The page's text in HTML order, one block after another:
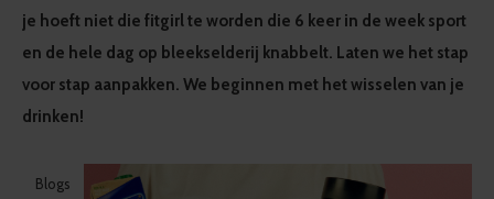
je hoeft niet die fitgirl te worden die 6 keer in de week sport
en de hele dag op bleekselderij knabbelt. Laten we het stap
voor stap aanpakken. We beginnen met het wisselen van je
drinken!
Blogs